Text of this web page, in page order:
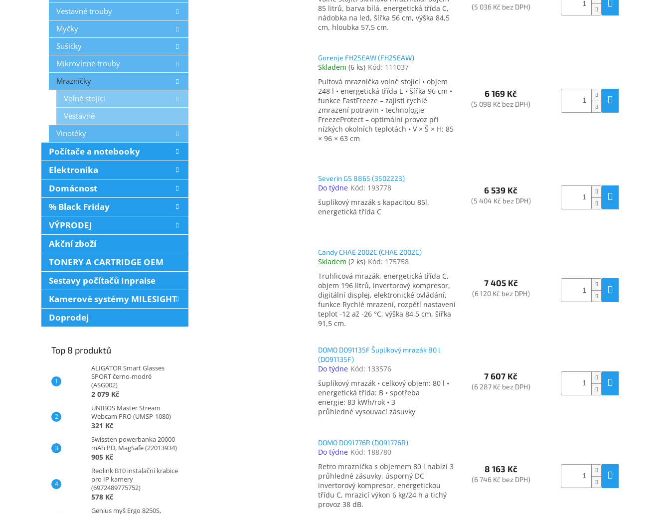
Vestavné trouby
Myčky
Sušičky
Mikrovlnné trouby
Mrazničky
Volně stojící
Vestavné
Vinotéky
Počítače a notebooky
Elektronika
Domácnost
% Black Friday
VÝPRODEJ
Akční zboží
TONERY A CARTRIDGE OEM
Sestavy počítačů Inpraise
Kamerové systémy MILESIGHT
Doprodej
Top 8 produktů
ALIGATOR Smart Glasses
SPORT černo-modré
(ASG002)
2 079 Kč
UNIBOS Master Stream
Webcam PRO (UMSP-1080)
321 Kč
Swissten powerbanka 20000
mAh PD, MagSafe (22013934)
905 Kč
Reolink B10 instalační krabice
pro IP kamery
(6972489775752)
578 Kč
Genius myš Ergo 8250S,
85 litrů, barva bílá, energetická třída C,
nádobka na led, šířka 56 cm, výška 84,5
cm, hloubka 57,5 cm.
(5 036 Kč bez DPH)
Gorenje FH25EAW (FH25EAW)
Skladem (6 ks) Kód: 111037
Pultová mraznička volně stojící • objem
248 l • energetická třída E • šířka 96 cm •
funkce FastFreeze – zajistí rychlé
zmrazení potravin • technologie
FreezeProtect – optimální provoz při
nízkých okolních teplotách • V × Š × H: 85
× 96 × 63 cm
6 169 Kč
(5 098 Kč bez DPH)
Severin GS 8865 (3502223)
Do týdne Kód: 193778
šuplíkový mrazák s kapacitou 85l,
energetická třída C
6 539 Kč
(5 404 Kč bez DPH)
Candy CHAE 2002C (CHAE 2002C)
Skladem (2 ks) Kód: 175758
Truhlicová mrazák, energetická třída C,
objem 196 litrů, invertorový kompresor,
digitální displej, elektronické ovládání,
funkce Rychlé mrazení, rozpětí nastavení
teplot -12 až -26 °C, výška 84,5 cm, šířka
91,5 cm.
7 405 Kč
(6 120 Kč bez DPH)
DOMO DO91135F Šuplíkový mrazák 80 l
(DO91135F)
Do týdne Kód: 133576
šuplíkový mrazák • celkový objem: 80 l •
energetická třída: B • spotřeba
energie: 83 kWh/rok • 3
průhledné vysouvací zásuvky
7 607 Kč
(6 287 Kč bez DPH)
DOMO DO91776R (DO91776R)
Do týdne Kód: 188780
Retro mraznička s objemem 80 l nabízí 3
průhledné zásuvky, úsporný DC
invertorový kompresor, energetickou
třídu C, mrazicí výkon 6 kg/24 h a tichý
provoz 38 dB.
8 163 Kč
(6 746 Kč bez DPH)